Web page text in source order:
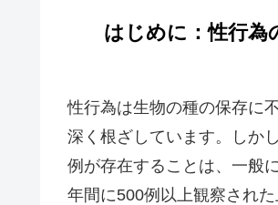
はじめに：性行為
性行為は生物の種の保存に
深く根ざしています。しか
例が存在することは、一般
年間に500例以上観察され